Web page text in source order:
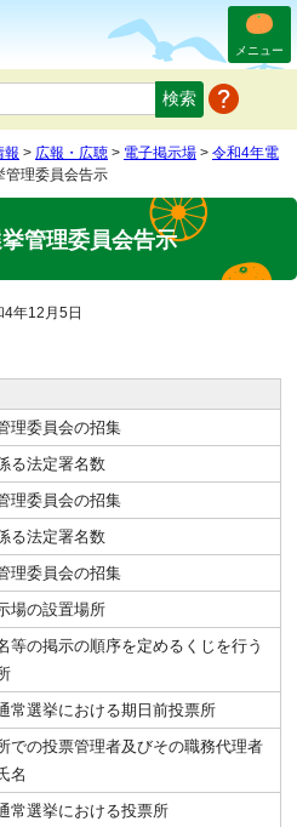
メニュー
報 > 広報・広聴 > 電子掲示場 > 令和4年電
管理委員会告示
管理委員会告示
年12月5日
理委員会の招集
る法定署名数
理委員会の招集
る法定署名数
理委員会の招集
場の設置場所
等の掲示の順序を定めるくじを行う
常選挙における期日前投票所
での投票管理者及びその職務代理者
名
常選挙における投票所